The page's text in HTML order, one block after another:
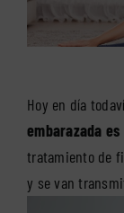
Hoy en día
embarazada
tratamiento de
y se van